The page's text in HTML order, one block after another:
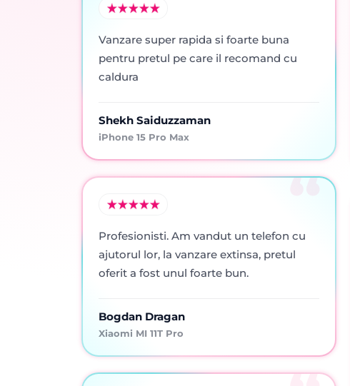
Vanzare super rapida si foarte buna
pentru pretul pe care il recomand cu
caldura
Shekh Saiduzzaman
iPhone 15 Pro Max
Profesionisti. Am vandut un telefon cu
ajutorul lor, la vanzare extinsa, pretul
oferit a fost unul foarte bun.
Bogdan Dragan
Xiaomi MI 11T Pro